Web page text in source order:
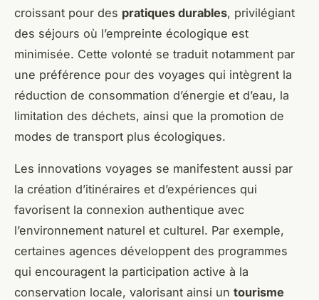
croissant pour des pratiques durables, privilégiant
des séjours où l’empreinte écologique est
minimisée. Cette volonté se traduit notamment par
une préférence pour des voyages qui intègrent la
réduction de consommation d’énergie et d’eau, la
limitation des déchets, ainsi que la promotion de
modes de transport plus écologiques.
Les innovations voyages se manifestent aussi par
la création d’itinéraires et d’expériences qui
favorisent la connexion authentique avec
l’environnement naturel et culturel. Par exemple,
certaines agences développent des programmes
qui encouragent la participation active à la
conservation locale, valorisant ainsi un tourisme